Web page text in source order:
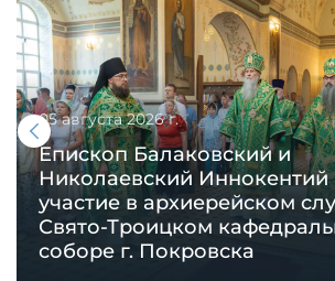
05 августа 2026 г.
Епископ Балаковский и
Николаевский Иннокентий
участие в архиерейском
Свято-Троицком
соборе г. Покровска